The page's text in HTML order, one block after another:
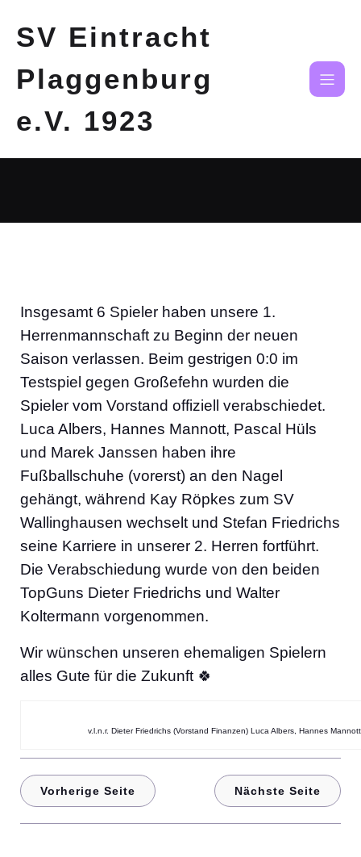
SV Eintracht
Plaggenburg
e.V. 1923
Insgesamt 6 Spieler haben unsere 1.
Herrenmannschaft zu Beginn der neuen
Saison verlassen. Beim gestrigen 0:0 im
Testspiel gegen Großefehn wurden die
Spieler vom Vorstand offiziell verabschiedet.
Luca Albers, Hannes Mannott, Pascal Hüls
und Marek Janssen haben ihre
Fußballschuhe (vorerst) an den Nagel
gehängt, während Kay Röpkes zum SV
Wallinghausen wechselt und Stefan Friedrichs
seine Karriere in unserer 2. Herren fortführt.
Die Verabschiedung wurde von den beiden
TopGuns Dieter Friedrichs und Walter
Koltermann vorgenommen.
Wir wünschen unseren ehemaligen Spielern
alles Gute für die Zukunft 🍀
v.l.n.r. Dieter Friedrichs (Vorstand Finanzen) Luca Albers, Hannes
Vorherige Seite Nächste Seite